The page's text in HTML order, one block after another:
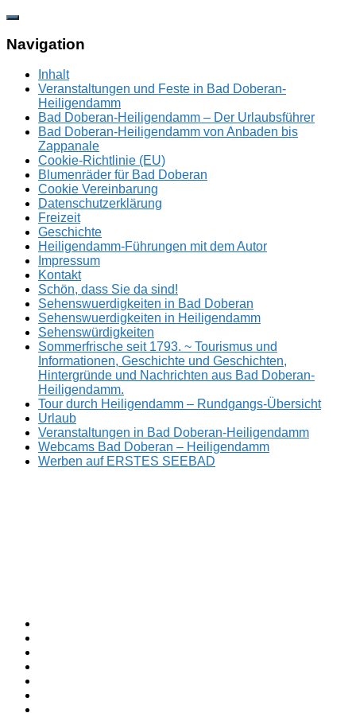
Zum
springen
Navigation
Inhalt
Veranstaltungen und Feste in Bad Doberan-
Heiligendamm
Bad Doberan-Heiligendamm – Der Urlaubsführer
Bad Doberan-Heiligendamm von Anbaden bis
Zappanale
Cookie-Richtlinie (EU)
Blumenräder für Bad Doberan
Cookie Vereinbarung
Datenschutzerklärung
Freizeit
Geschichte
Heiligendamm-Führungen mit dem Autor
Impressum
Kontakt
Schön, dass Sie da sind!
Sehenswuerdigkeiten in Bad Doberan
Sehenswuerdigkeiten in Heiligendamm
Sehenswürdigkeiten
Sommerfrische seit 1793. ~ Tourismus und
Informationen, Geschichte und Geschichten,
Hintergründe und Nachrichten aus Bad Doberan-
Heiligendamm.
Tour durch Heiligendamm – Rundgangs-Übersicht
Urlaub
Veranstaltungen in Bad Doberan-Heiligendamm
Webcams Bad Doberan – Heiligendamm
Werben auf ERSTES SEEBAD
ERSTES
SEEBAD
Sommerfrische
seit
1793.